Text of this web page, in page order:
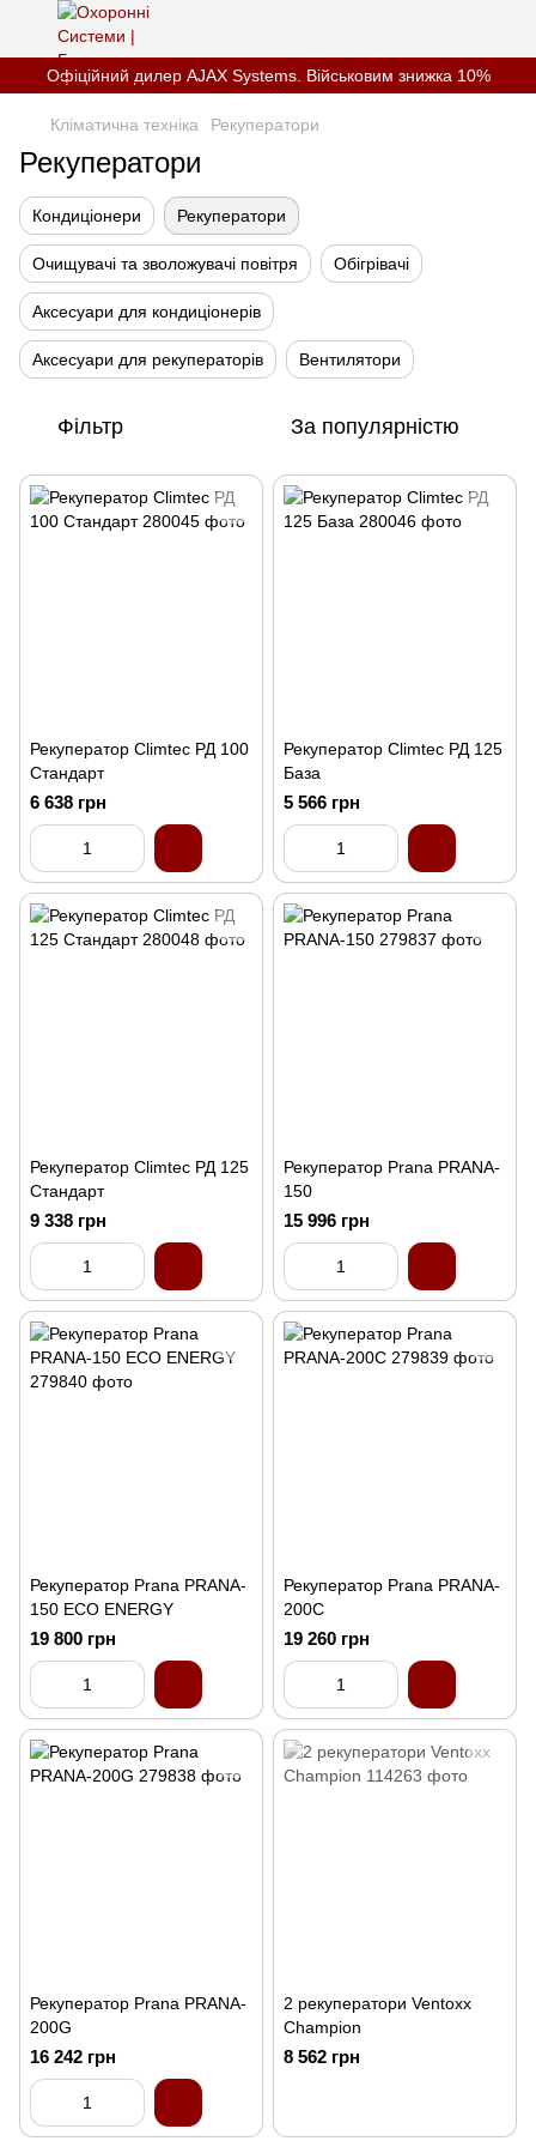
Офіційний дилер AJAX Systems. Військовим знижка 10%
Кліматична техніка Рекуператори
Рекуператори
Кондиціонери Рекуператори
Очищувачі та зволожувачі повітря Обігрівачі
Аксесуари для кондиціонерів
Аксесуари для рекуператорів Вентилятори
Фільтр За популярністю
Рекуператор Climtec РД 100
Стандарт
6 638 грн
Рекуператор Climtec РД 125
База
5 566 грн
Рекуператор Climtec РД 125
Стандарт
9 338 грн
Рекуператор Prana PRANA-
150
15 996 грн
Рекуператор Prana PRANA-
150 ECO ENERGY
19 800 грн
Рекуператор Prana PRANA-
200C
19 260 грн
Рекуператор Prana PRANA-
200G
16 242 грн
2 рекуператори Ventoxx
Champion
8 562 грн